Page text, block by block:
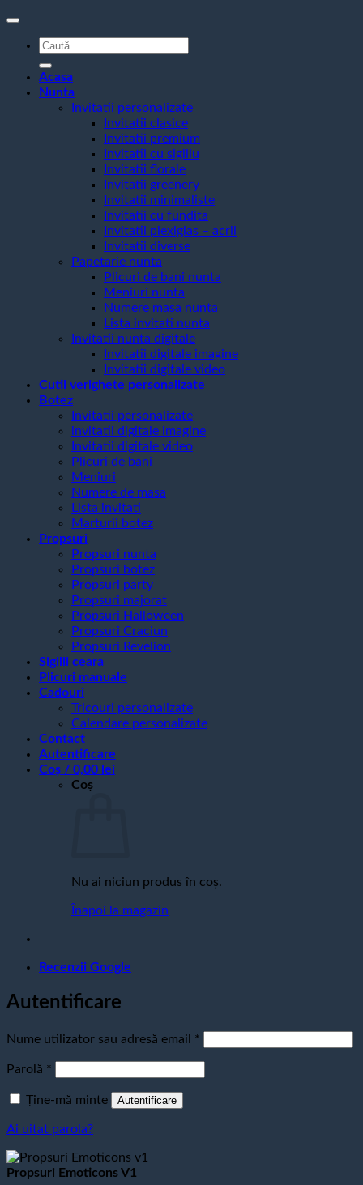
Caută
Acasa
Nunta
Invitatii personalizate
Invitatii clasice
Invitatii premium
Invitatii cu sigiliu
Invitatii florale
Invitatii greenery
Invitatii minimaliste
Invitatii cu fundita
Invitatii plexiglas – acril
Invitatii diverse
Papetarie nunta
Plicuri de bani nunta
Meniuri nunta
Numere masa nunta
Lista invitati nunta
Invitatii nunta digitale
Invitatii digitale imagine
Invitatii digitale video
Cutii verighete personalizate
Botez
Invitatii personalizate
invitatii digitale imagine
Invitatii digitale video
Plicuri de bani
Meniuri
Numere de masa
Lista invitati
Marturii botez
Propsuri
Propsuri nunta
Propsuri botez
Propsuri party
Propsuri majorat
Propsuri Halloween
Propsuri Craciun
Propsuri Revelion
Sigilii ceara
Plicuri manuale
Cadouri
Tricouri personalizate
Calendare personalizate
Contact
Autentificare
Coș / 0,00 lei
Coș
Nu ai niciun produs în coș.
Înapoi la magazin
Recenzii Google
Autentificare
Nume utilizator sau adresă email *
Parolă *
Ține-mă minte Autentificare
Ai uitat parola?
Propsuri Emoticons V1